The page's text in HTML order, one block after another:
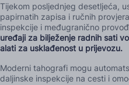
Tijekom posljednjeg desetljeća,
papirnatih zapisa i ručnih
inspekcije i međugranično
uređaji za bilježenje radnih sati
alati za usklađenost u prijevozu.
Moderni tahografi mogu
daljinske inspekcije na cesti i